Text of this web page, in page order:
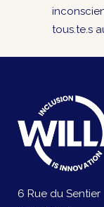
tous.te.s
6 Rue du Sentier